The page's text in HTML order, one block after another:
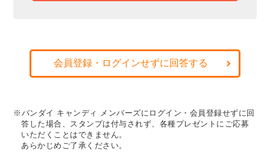
会員登録・ログインせずに回答する
※バンダイ キャンディ メンバーズにログイン・会員登録せずに回
答した場合、スタンプは付与されず、各種プレゼントにご応募
いただくことはできません。
あらかじめご了承ください。